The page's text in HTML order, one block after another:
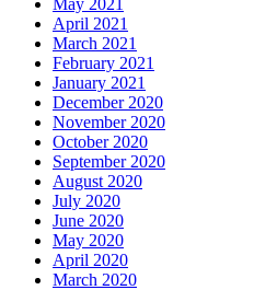
April 2021
March 2021
February 2021
January 2021
December 2020
November 2020
October 2020
September 2020
August 2020
July 2020
June 2020
May 2020
April 2020
March 2020